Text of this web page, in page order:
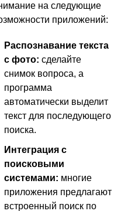
на следующие
приложений:
Распознавание текста
с фото: сделайте
снимок вопроса, а
программа
автоматически выделит
текст для последующего
поиска.
Интеграция с
поисковыми
системами: многие
приложения предлагают
встроенный поиск по